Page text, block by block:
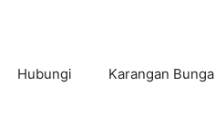
Hubungi Karangan Bunga